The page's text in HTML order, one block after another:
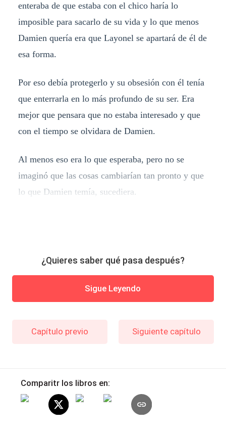
enteraba de que estaba con el chico haría lo
imposible para sacarlo de su vida y lo que menos
Damien quería era que Layonel se apartará de él de
esa forma.
Por eso debía protegerlo y su obsesión con él tenía
que enterrarla en lo más profundo de su ser. Era
mejor que pensara que no estaba interesado y que
con el tiempo se olvidara de Damien.
Al menos eso era lo que esperaba, pero no se
imaginó que las cosas cambiarían tan pronto y que
lo que Damien temía, sucediera.
¿Quieres saber qué pasa después?
Sigue Leyendo
Capítulo previo Siguiente capítulo
Comparitr los libros en: